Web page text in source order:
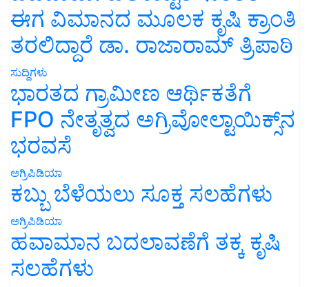
ಈಗ ವಿಮಾನದ ಮೂಲಕ ಕೃಷಿ ಕ್ರಾಂತಿ
ತರಲಿದ್ದಾರೆ ಡಾ. ರಾಜಾರಾಮ್ ತ್ರಿಪಾಠಿ
ಸುದ್ದಿಗಳು
ಭಾರತದ ಗ್ರಾಮೀಣ ಆರ್ಥಿಕತೆಗೆ
FPO ನೇತೃತ್ವದ ಅಗ್ರಿವೋಲ್ಟಾಯಿಕ್ಸ್‌ನ
ಭರವಸೆ
ಅಗ್ರಿಪಿಡಿಯಾ
ಕಬ್ಬು ಬೆಳೆಯಲು ಸೂಕ್ತ ಸಲಹೆಗಳು
ಅಗ್ರಿಪಿಡಿಯಾ
ಹವಾಮಾನ ಬದಲಾವಣೆಗೆ ತಕ್ಕ ಕೃಷಿ
ಸಲಹೆಗಳು